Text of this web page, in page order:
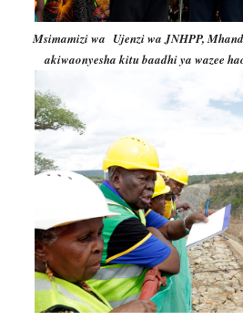
Msimamizi wa Ujenzi wa JNHPP,
akiwaonyesha kitu baadhi ya wazee